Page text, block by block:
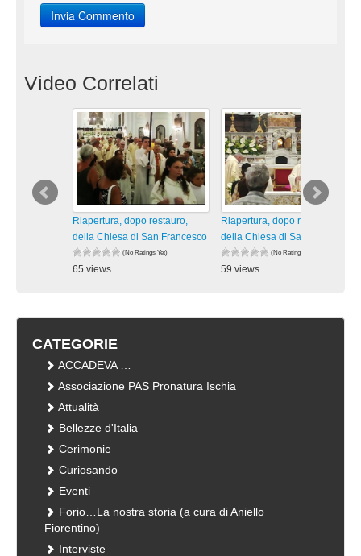
Video Correlati
Riapertura, dopo restauro,
della Chiesa di San Francesco
(No Ratings Yet)
65 views
Riapertura, dopo restauro,
della Chiesa di San Francesco
(No Ratings Yet)
59 views
CATEGORIE
ACCADEVA …
Associazione PAS Pronatura Ischia
Attualità
Bellezze d'Italia
Cerimonie
Curiosando
Eventi
Forio…La nostra storia (a cura di Aniello
Fiorentino)
Interviste